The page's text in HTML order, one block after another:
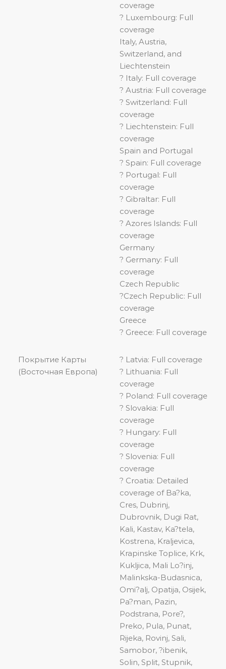
coverage
? Luxembourg: Full
coverage
Italy, Austria,
Switzerland, and
Liechtenstein
? Italy: Full coverage
? Austria: Full coverage
? Switzerland: Full
coverage
? Liechtenstein: Full
coverage
Spain and Portugal
? Spain: Full coverage
? Portugal: Full
coverage
? Gibraltar: Full
coverage
? Azores Islands: Full
coverage
Germany
? Germany: Full
coverage
Czech Republic
?Czech Republic: Full
coverage
Greece
? Greece: Full coverage
Покрытие Карты
(Восточная Европа)
? Latvia: Full coverage
? Lithuania: Full
coverage
? Poland: Full coverage
? Slovakia: Full
coverage
? Hungary: Full
coverage
? Slovenia: Full
coverage
? Croatia: Detailed
coverage of Ba?ka,
Cres, Dubrinj,
Dubrovnik, Dugi Rat,
Kali, Kastav, Ka?tela,
Kostrena, Kraljevica,
Krapinske Toplice, Krk,
Kukljica, Mali Lo?inj,
Malinkska-Budasnica,
Omi?alj, Opatija, Osijek,
Pa?man, Pazin,
Podstrana, Pore?,
Preko, Pula, Punat,
Rijeka, Rovinj, Sali,
Samobor, ?ibenik,
Solin, Split, Stupnik,